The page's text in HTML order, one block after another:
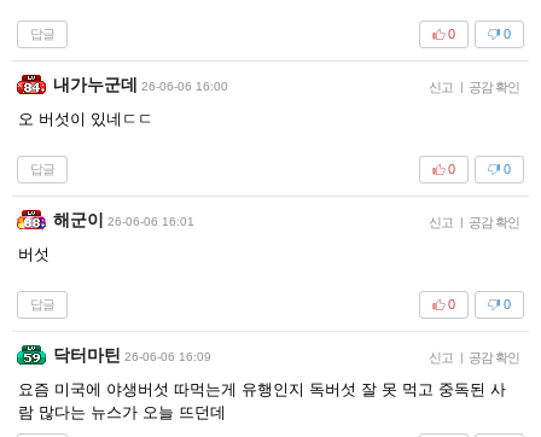
답글 0
0
내가누군데 26-06-06 16:00 신고 | 공감 확인
오 버섯이 있네ㄷㄷ
답글 0
0
해군이 26-06-06 16:01 신고 | 공감 확인
버섯
답글 0
0
닥터마틴 26-06-06 16:09 신고 | 공감 확인
요즘 미국에 야생버섯 따먹는게 유행인지 독버섯 잘 못 먹고 중독된 사
람 많다는 뉴스가 오늘 뜨던데